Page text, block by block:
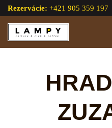
Preskočiť
na
Rezervácie: +421 905 359 197